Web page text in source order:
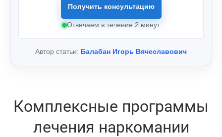
Получить консультацию
Отвечаем в течение 2 минут
Автор статьи: Балабан Игорь Вячеславович
Комплексные программы
лечения наркомании